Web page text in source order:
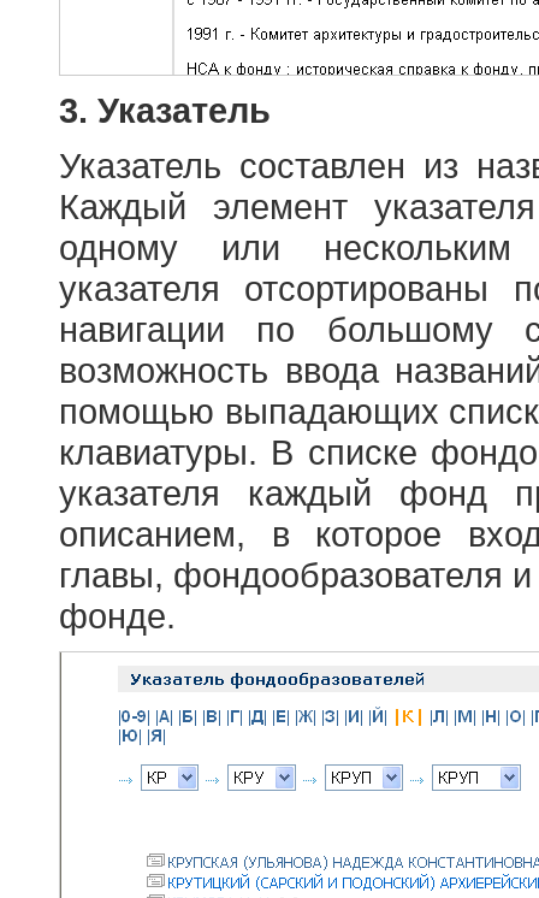
3. Указатель
Указатель составлен из
Каждый элемент
одному или
указателя отсортированы
навигации по большому
возможность ввода
помощью выпадающих
клавиатуры. В списке
указателя каждый фонд
описанием, в которое
главы, фондообразователя
фонде.